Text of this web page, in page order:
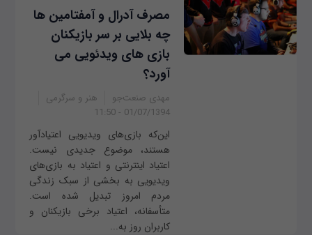
مصرف آدرال و آمفتامین ها
چه بلایی بر سر بازیکنان
بازی های ویدئویی می
آورد؟
مهدی صنعت‌جو
هنر و سرگرمی
01/07/1394 - 11:50
این‌که بازی‌های ویدیویی اعتیادآور
هستند، موضوع جدیدی نیست.
اعتیاد اینترنتی و اعتیاد به بازی‌های
ویدیویی به بخشی از سبک زندگی
مردم امروز تبدیل شده است.
متأسفانه، اعتیاد برخی بازیکنان و
کاربران روز به...